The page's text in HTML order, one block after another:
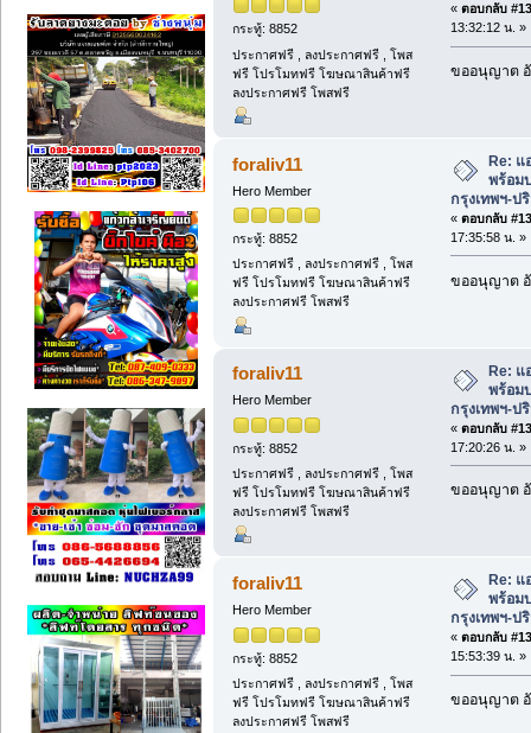
กระทู้: 8852
ประกาศฟรี , ลงประกาศฟรี , โพส
ฟรี โปรโมทฟรี โฆษณาสินค้าฟรี
ลงประกาศฟรี โพสฟรี
« ตอบกลับ
13:32:12 น. »
ขออนุญาต
foraliv11
Hero Member
กระทู้: 8852
ประกาศฟรี , ลงประกาศฟรี , โพส
ฟรี โปรโมทฟรี โฆษณาสินค้าฟรี
ลงประกาศฟรี โพสฟรี
Re: แ
พร้อม
กรุงเทพฯ-
« ตอบกลับ
17:35:58 น. »
ขออนุญาต
foraliv11
Hero Member
กระทู้: 8852
ประกาศฟรี , ลงประกาศฟรี , โพส
ฟรี โปรโมทฟรี โฆษณาสินค้าฟรี
ลงประกาศฟรี โพสฟรี
Re: แ
พร้อม
กรุงเทพฯ-
« ตอบกลับ
17:20:26 น. »
ขออนุญาต
foraliv11
Hero Member
กระทู้: 8852
ประกาศฟรี , ลงประกาศฟรี , โพส
ฟรี โปรโมทฟรี โฆษณาสินค้าฟรี
ลงประกาศฟรี โพสฟรี
Re:
พร้อม
กรุงเทพฯ-
« ตอบกลับ
15:53:39 น. »
ขออนุญาต